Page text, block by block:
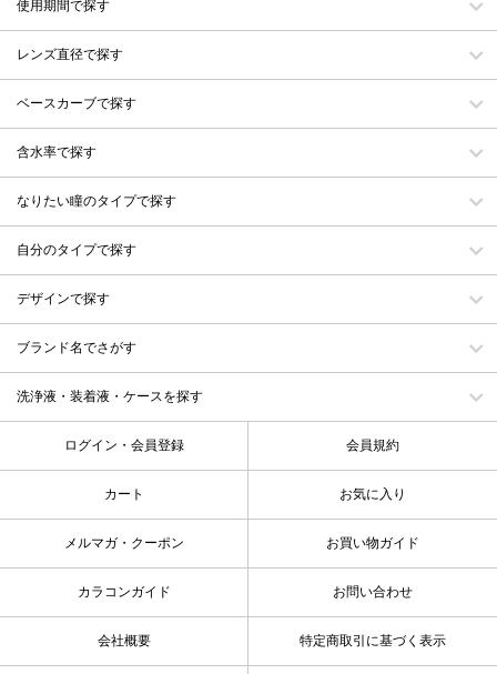
使用期間で探す
レンズ直径で探す
ベースカーブで探す
含水率で探す
なりたい瞳のタイプで探す
自分のタイプで探す
デザインで探す
ブランド名でさがす
洗浄液・装着液・ケースを探す
ログイン・会員登録 会員規約
カート お気に入り
メルマガ・クーポン お買い物ガイド
カラコンガイド お問い合わせ
会社概要 特定商取引に基づく表示